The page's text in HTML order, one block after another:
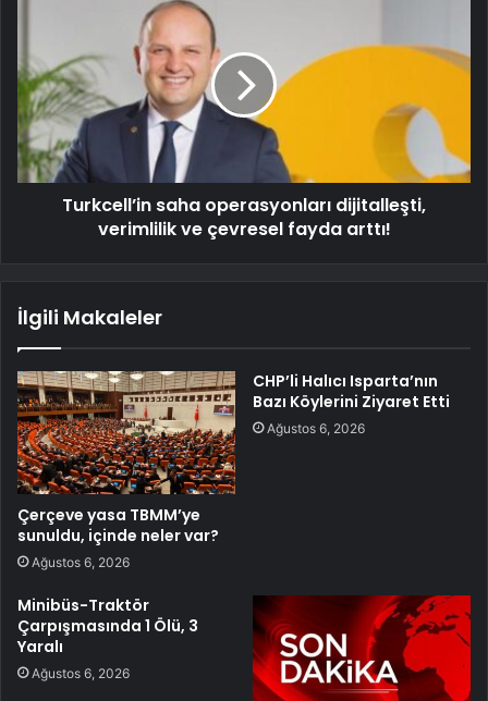
Turkcell’in saha operasyonları dijitalleşti,
verimlilik ve çevresel fayda arttı!
İlgili Makaleler
Çerçeve yasa TBMM’ye
sunuldu, içinde neler var?
Ağustos 6, 2026
CHP’li Halıcı Isparta’nın
Bazı Köylerini Ziyaret Etti
Ağustos 6, 2026
Minibüs-Traktör
Çarpışmasında 1 Ölü, 3
Yaralı
Ağustos 6, 2026